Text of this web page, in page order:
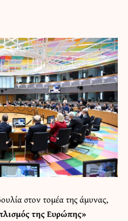
στον τομέα της άμυνας,
της Ευρώπης»